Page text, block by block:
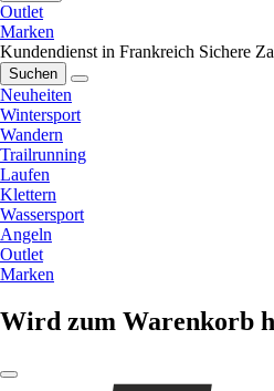
Outlet
Marken
Kundendienst in Frankreich Sichere
Suchen
Neuheiten
Wintersport
Wandern
Trailrunning
Laufen
Klettern
Wassersport
Angeln
Outlet
Marken
Wird zum Warenkorb